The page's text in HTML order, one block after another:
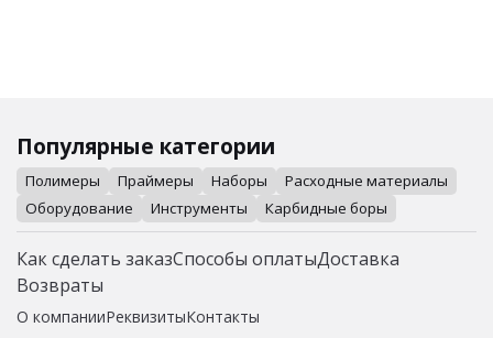
Популярные категории
Полимеры Праймеры Наборы
Расходные материалы
Оборудование
Инструменты Карбидные боры
Как сделать заказСпособы оплатыДоставка
Возвраты
О компанииРеквизитыКонтакты